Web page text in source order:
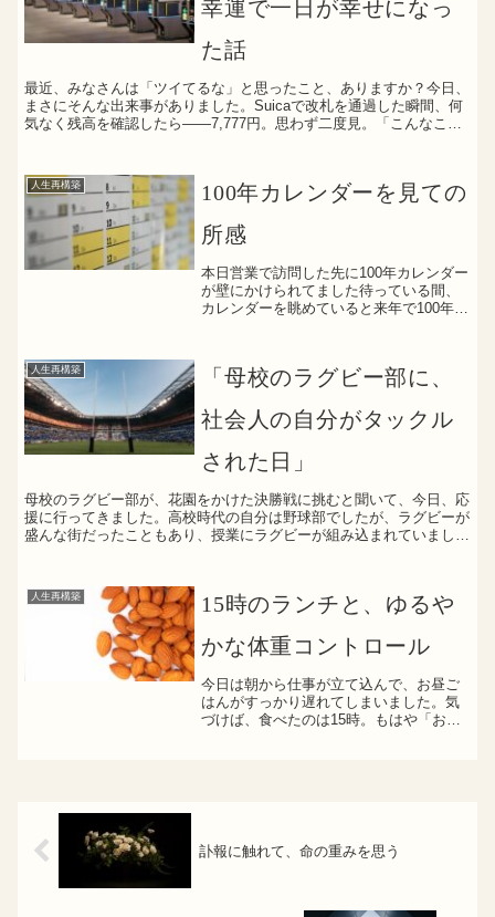
幸運で一日が幸せになっ
た話
最近、みなさんは「ツイてるな」と思ったこと、ありますか？今日、
まさにそんな出来事がありました。Suicaで改札を通過した瞬間、何
気なく残高を確認したら——7,777円。思わず二度見。「こんなこ
人生再構築
100年カレンダーを見ての
所感
本日営業で訪問した先に100年カレンダー
が壁にかけられてました待っている間、
カレンダーを眺めていると来年で100年カ
した恋愛もそっ...
人生再構築
「母校のラグビー部に、
社会人の自分がタックル
された日」
母校のラグビー部が、花園をかけた決勝戦に挑むと聞いて、今日、応
援に行ってきました。高校時代の自分は野球部でしたが、ラグビーが
盛んな街だったこともあり、授業にラグビーが組み込まれていまし
人生再構築
15時のランチと、ゆるや
かな体重コントロール
今日は朝から仕事が立て込んで、お昼ご
はんがすっかり遅れてしまいました。気
づけば、食べたのは15時。もはや「おや
訃報に触れて、命の重みを思う